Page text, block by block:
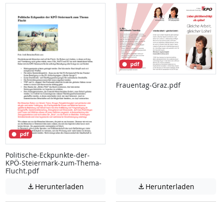
pdf
Politische-Eckpunkte-der-
KPÖ-Steiermark-zum-Thema-
Flucht.pdf
 Herunterladen Achtung: Diese Datei enthält unter
pdf
Frauentag-Graz.pdf
 Herunterladen